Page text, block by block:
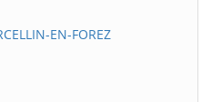
EN-FOREZ